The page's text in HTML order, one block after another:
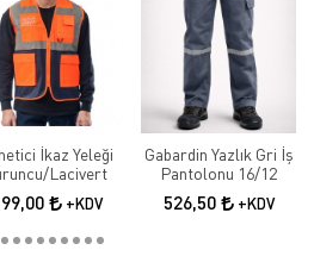
İkaz Yeleği
Lacivert
+KDV
Gabardin Yazlık Gri İş
Pantolonu 16/12
526,50 +KDV